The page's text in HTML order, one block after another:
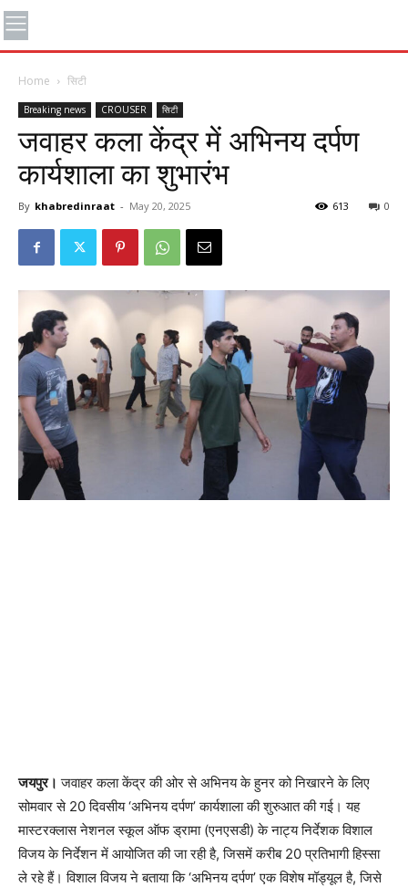
Home सिटी
Breaking news CROUSER सिटी
जवाहर कला केंद्र में अभिनय दर्पण
कार्यशाला का शुभारंभ
By khabredinraat - May 20, 2025 0
613
जयपुर। जवाहर कला केंद्र की ओर से अभिनय के हुनर को निखारने के लिए
सोमवार से 20 दिवसीय ‘अभिनय दर्पण’ कार्यशाला की शुरुआत की गई। यह
मास्टरक्लास नेशनल स्कूल ऑफ ड्रामा (एनएसडी) के नाट्य निर्देशक विशाल
विजय के निर्देशन में आयोजित की जा रही है, जिसमें करीब 20 प्रतिभागी हिस्सा
ले रहे हैं। विशाल विजय ने बताया कि ‘अभिनय दर्पण’ एक विशेष मॉड्यूल है, जिसे